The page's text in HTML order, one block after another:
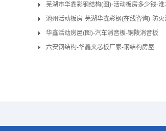
芜湖市华鑫彩钢结构(图)-活动板房多少钱-淮
池州活动板房-芜湖华鑫彩钢(在线咨询)-防火
华鑫活动房屋(图)-汽车消音板-铜陵消音板
六安钢结构-华鑫夹芯板厂家-钢结构房屋